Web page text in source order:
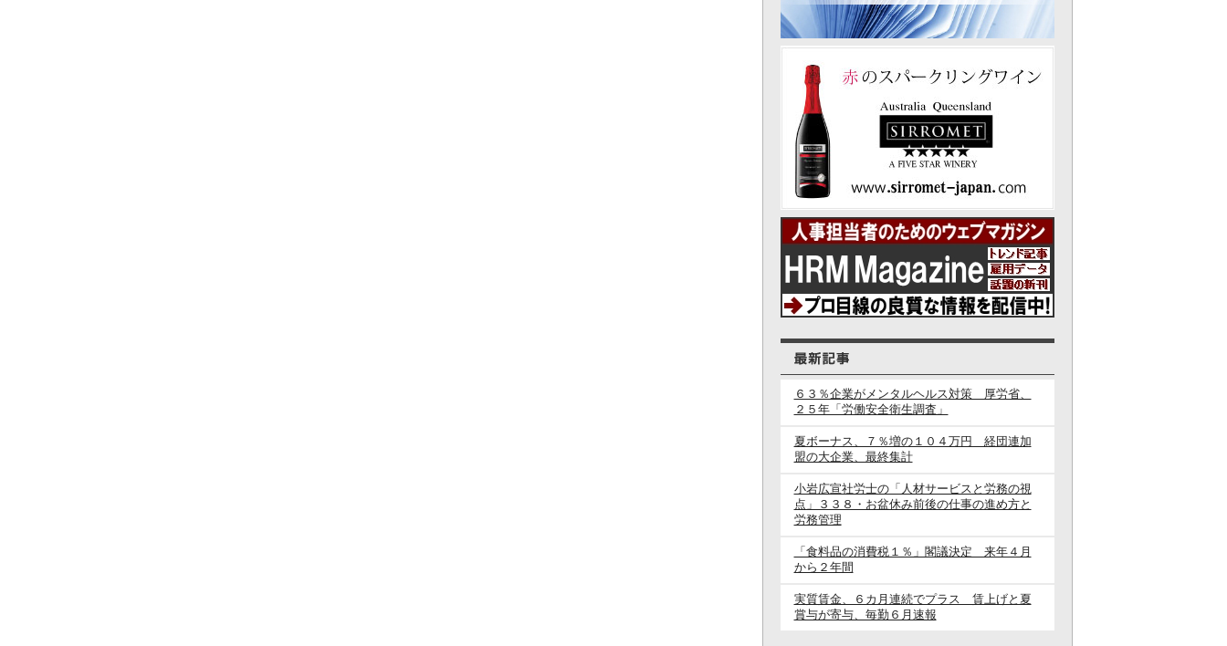
６３％企業がメンタルヘルス対策 厚労省、
２５年「労働安全衛生調査」
夏ボーナス、７％増の１０４万円 経団連加
盟の大企業、最終集計
小岩広宣社労士の「人材サービスと労務の視
点」３３８・お盆休み前後の仕事の進め方と
労務管理
「食料品の消費税１％」閣議決定 来年４月
から２年間
実質賃金、６カ月連続でプラス 賃上げと夏
賞与が寄与、毎勤６月速報